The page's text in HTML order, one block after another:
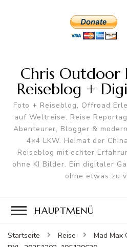
Chris Outdoor
Reiseblog +
Foto + Reiseblog, Offroad
auf Weltreise. Reise
Abenteurer, Blogger &
4×4 LKW. Heimat der
Reiseblog mit echter
ohne KI Bilder. Ein digitaler
ohne etwas zu
HAUPTMENÜ
Startseite Reise
Mad Max